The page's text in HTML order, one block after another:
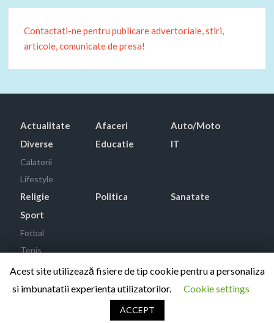
Contactati-ne pentru publicare advertoriale, stiri,
articole, comunicate de presa!
Actualitate Afaceri
Auto/Moto
Diverse
Calatorii
Lifestyle
Educatie IT
Religie Politica
Sanatate
Sport
Fotbal
Tenis
Proudly powered by WordPress |Theme: TimesNews|By
ThemeSpiral.com
Acest site utilizează fisiere de tip cookie pentru a personaliza
si imbunatatii experienta utilizatorilor.
Cookie settings
ACCEPT